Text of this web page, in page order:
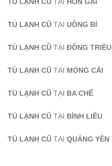
TỦ LẠNH CŨ TẠI UÔNG BÍ
TỦ LẠNH CŨ TẠI ĐÔNG TRIỀU
TỦ LẠNH CŨ TẠI MÓNG CÁI
TỦ LẠNH CŨ TẠI BA CHẼ
TỦ LẠNH CŨ TẠI BÌNH LIÊU
TỦ LẠNH CŨ TẠI QUẢNG YÊN